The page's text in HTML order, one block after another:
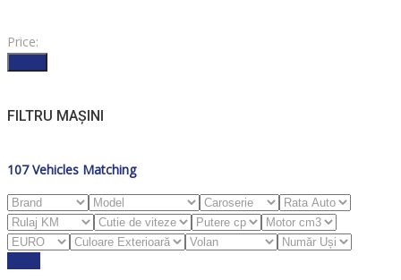
Price:
FILTRU MAȘINI
107 Vehicles Matching